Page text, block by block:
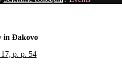
in Đakovo
p. p. 54